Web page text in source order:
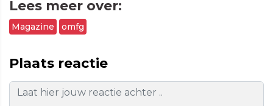
Lees meer over:
Magazine omfg
Plaats reactie